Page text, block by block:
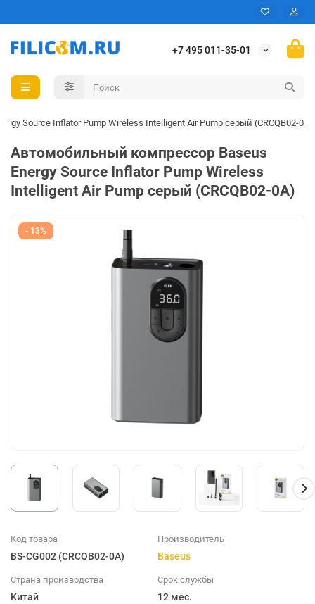
+7 495 011-35-01
Source Inflator Pump Wireless Intelligent Air Pump серый (CRCQB02-0A)
Автомобильный компрессор Baseus
Energy Source Inflator Pump Wireless
Intelligent Air Pump серый (CRCQB02-0A)
- 13%
Код товара
BS-CG002 (CRCQB02-0A)
Производитель
Baseus
Страна производства
Китай
Срок службы
12 мес.